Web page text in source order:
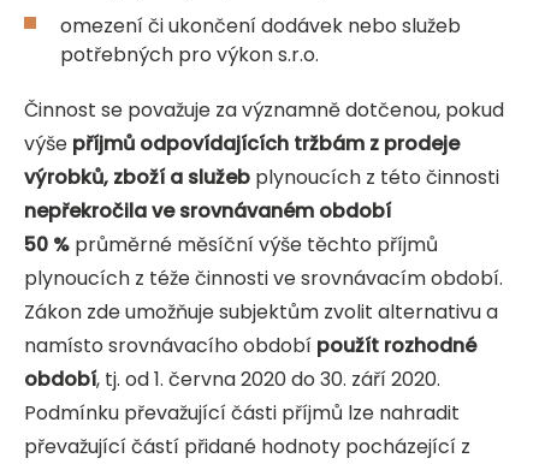
omezení či ukončení dodávek nebo služeb
potřebných pro výkon s.r.o.
Činnost se považuje za významně dotčenou, pokud
výše příjmů odpovídajících tržbám z prodeje
výrobků, zboží a služeb plynoucích z této činnosti
nepřekročila ve srovnávaném období
50 % průměrné měsíční výše těchto příjmů
plynoucích z téže činnosti ve srovnávacím období.
Zákon zde umožňuje subjektům zvolit alternativu a
namísto srovnávacího období použít rozhodné
období, tj. od 1. června 2020 do 30. září 2020.
Podmínku převažující části příjmů lze nahradit
převažující částí přidané hodnoty pocházející z